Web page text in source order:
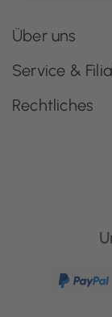
Über uns
Service &
Rechtliches